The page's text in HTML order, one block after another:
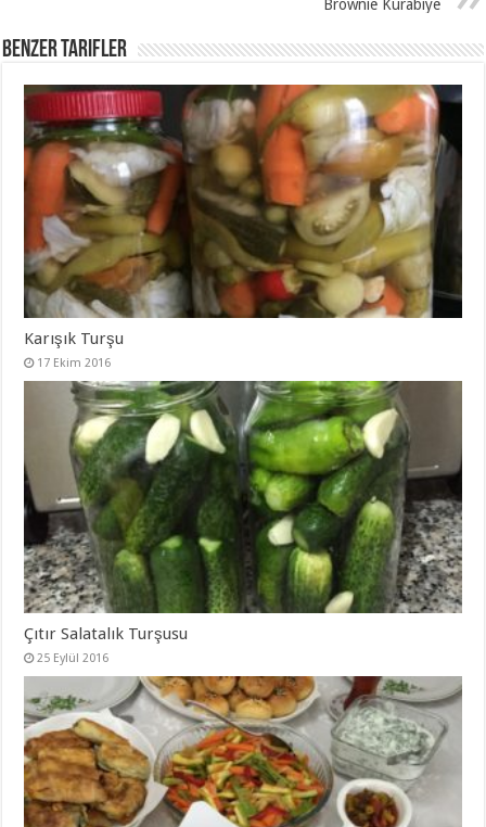
Brownie Kurabiye
Benzer Tarifler
Karışık Turşu
17 Ekim 2016
Çıtır Salatalık Turşusu
25 Eylül 2016